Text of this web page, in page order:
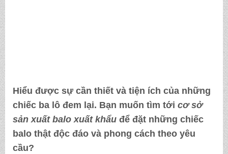
Hiểu được sự cần thiết và tiện ích của những
chiếc ba lô đem lại. Bạn muốn tìm tới cơ sở
sản xuất balo xuất khẩu để đặt những chiếc
balo thật độc đáo và phong cách theo yêu
cầu?